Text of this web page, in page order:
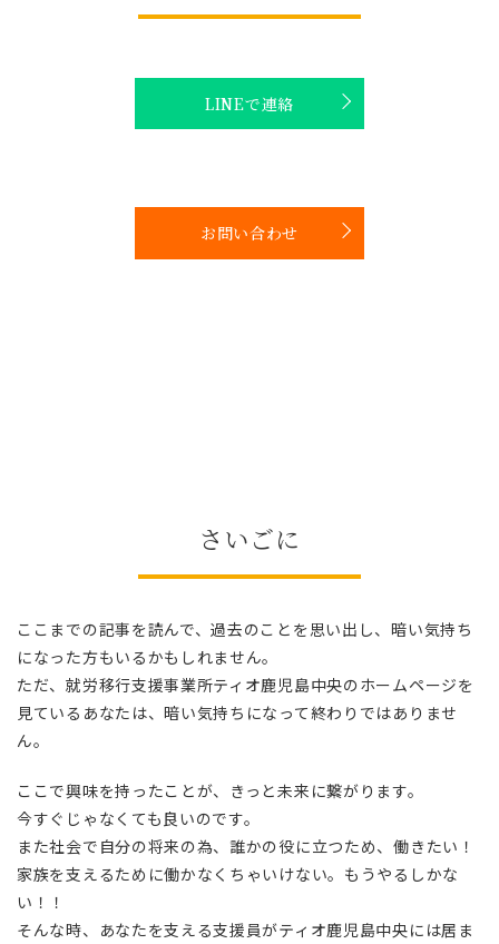
LINEで連絡
お問い合わせ
さいごに
ここまでの記事を読んで、過去のことを思い出し、暗い気持ち
になった方もいるかもしれません。
ただ、就労移行支援事業所ティオ鹿児島中央のホームページを
見ているあなたは、暗い気持ちになって終わりではありませ
ん。
ここで興味を持ったことが、きっと未来に繋がります。
今すぐじゃなくても良いのです。
また社会で自分の将来の為、誰かの役に立つため、働きたい！
家族を支えるために働かなくちゃいけない。もうやるしかな
い！！
そんな時、あなたを支える支援員がティオ鹿児島中央には居ま